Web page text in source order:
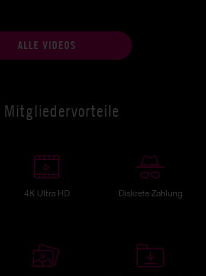
ALLE VIDEOS
Mitgliedervorteile
4K Ultra HD Diskrete Zahlung